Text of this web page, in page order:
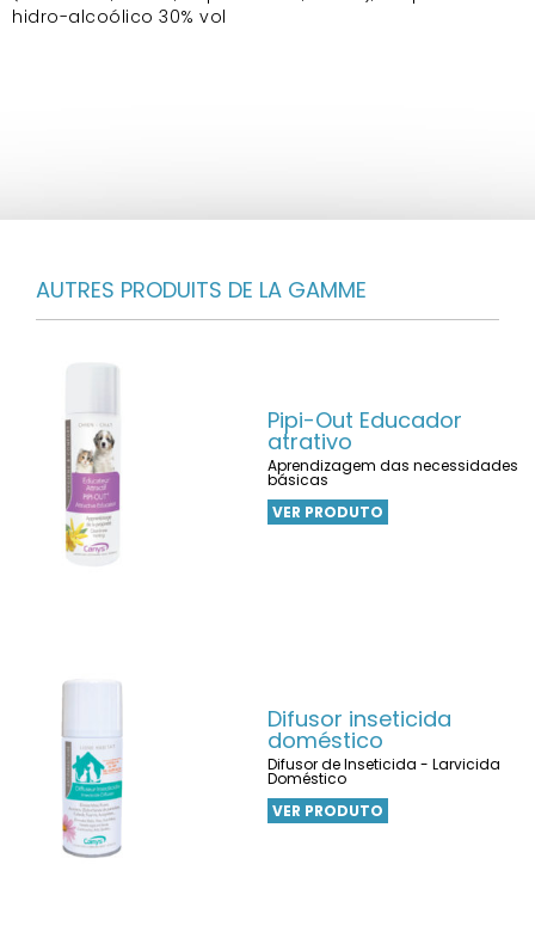
hidro-alcoólico 30% vol
AUTRES PRODUITS DE LA GAMME
Pipi-Out Educador
atrativo
Aprendizagem das necessidades
básicas
VER PRODUTO
Difusor inseticida
doméstico
Difusor de Inseticida - Larvicida
Doméstico
VER PRODUTO